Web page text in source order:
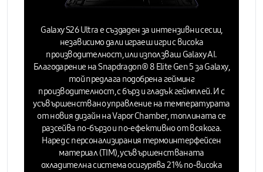
Galaxy S26 Ultra е създаден за интензивни сесии,
независимо дали играеш игри с висока
производителност, или използваш Galaxy AI.
Благодарение на Snapdragon® 8 Elite Gen 5 за Galaxy,
той предлага подобрена гейминг
производителност, с бърз и гладък геймплей. И с
усъвършенствано управление на температурата
от новия дизайн наVapor Chamber, топлината се
разсейва по-бързо и по-ефективноот всякога.
Наред с персонализирания термоинтерфейсен
материал (TIM), усъвършенстваната
охладителна система осигурява 21% по-висока